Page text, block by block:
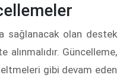
sağlanacak olan destek
Güncelleme,
gibi devam eden